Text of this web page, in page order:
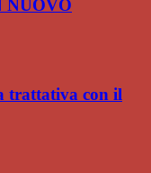
NUOVO
trattativa con il